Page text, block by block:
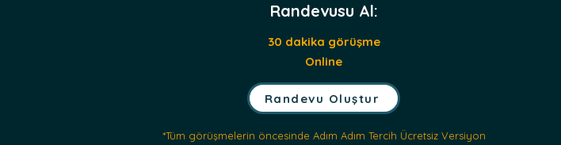
Randevusu Al:
30 dakika görüşme
Online
Randevu Oluştur
*Tüm görüşmelerin öncesinde Adım Adım Tercih Ücretsiz Versiyon